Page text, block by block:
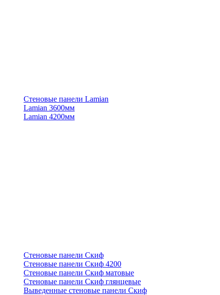
Стеновые панели Lamian
Lamian 3600мм
Lamian 4200мм
Стеновые панели Скиф
Стеновые панели Скиф 4200
Стеновые панели Скиф матовые
Стеновые панели Скиф глянцевые
Выведенные стеновые панели Скиф